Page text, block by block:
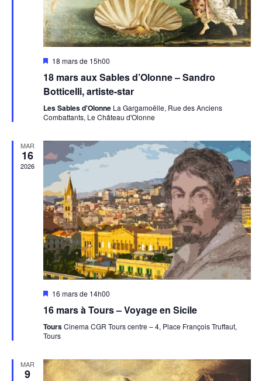
Mis
avant
18 mars de 15h00
18 mars aux Sables d’Olonne – Sandro
Botticelli, artiste-star
Les Sables d'Olonne La Gargamoëlle, Rue des Anciens
Combattants, Le Château d'Olonne
MAR
16
2026
Mis
avant
16 mars de 14h00
16 mars à Tours – Voyage en Sicile
ToursCinema CGR Tours centre – 4, Place François Truffaut,
Tours
MAR
9